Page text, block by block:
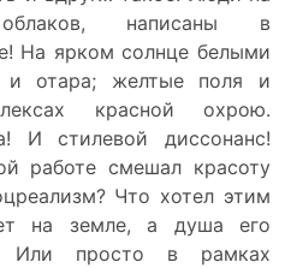
написаны в
На ярком солнце белыми
отара; желтые поля и
красной охрою.
И стилевой диссонанс!
работе смешал красоту
Что хотел этим
на земле, а душа его
Или просто в рамках